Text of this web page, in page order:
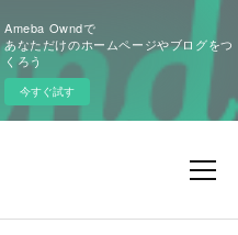
Ameba Owndで
あなただけのホームページやブログをつ
くろう
今すぐ試す